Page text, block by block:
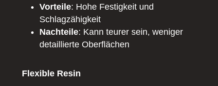
Vorteile: Hohe Festigkeit und
Schlagzähigkeit
Nachteile: Kann teurer sein, weniger
detaillierte Oberflächen
Flexible Resin